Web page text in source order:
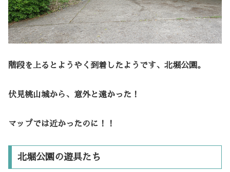
階段を上るとようやく到着したようです、北堀公園。
伏見桃山城から、意外と遠かった！
マップでは近かったのに！！
北堀公園の遊具たち